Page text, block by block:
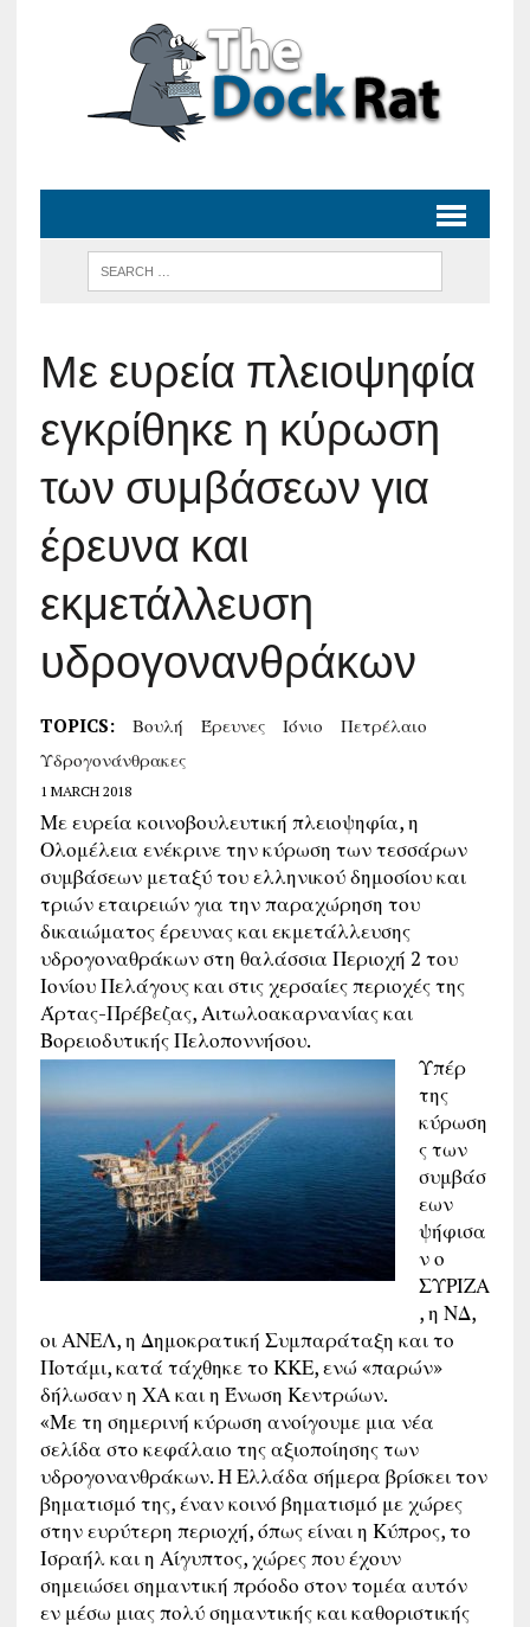
Με ευρεία πλειοψηφία
εγκρίθηκε η κύρωση
των συμβάσεων για
έρευνα και
εκμετάλλευση
υδρογονανθράκων
TOPICS: Βουλή Έρευνες Ιόνιο
Πετρέλαιο
Υδρογονάνθρακες
1 MARCH 2018
Με ευρεία κοινοβουλευτική πλειοψηφία, η
Ολομέλεια ενέκρινε την κύρωση των τεσσάρων
συμβάσεων μεταξύ του ελληνικού δημοσίου και
τριών εταιρειών για την παραχώρηση του
δικαιώματος έρευνας και εκμετάλλευσης
υδρογοναθράκων στη θαλάσσια Περιοχή 2 του
Ιονίου Πελάγους και στις χερσαίες περιοχές της
Άρτας-Πρέβεζας, Αιτωλοακαρνανίας και
Βορειοδυτικής Πελοποννήσου.
Υπέρ
της
κύρωση
ς των
συμβάσ
εων
ψήφισα
ν ο
ΣΥΡΙΖΑ
, η ΝΔ,
οι ΑΝΕΛ, η Δημοκρατική Συμπαράταξη και το
Ποτάμι, κατά τάχθηκε το ΚΚΕ, ενώ «παρών»
δήλωσαν η ΧΑ και η Ένωση Κεντρώων.
«Με τη σημερινή κύρωση ανοίγουμε μια νέα
σελίδα στο κεφάλαιο της αξιοποίησης των
υδρογονανθράκων. Η Ελλάδα σήμερα βρίσκει τον
βηματισμό της, έναν κοινό βηματισμό με χώρες
στην ευρύτερη περιοχή, όπως είναι η Κύπρος, το
Ισραήλ και η Αίγυπτος, χώρες που έχουν
σημειώσει σημαντική πρόοδο στον τομέα αυτόν
εν μέσω μιας πολύ σημαντικής και καθοριστικής